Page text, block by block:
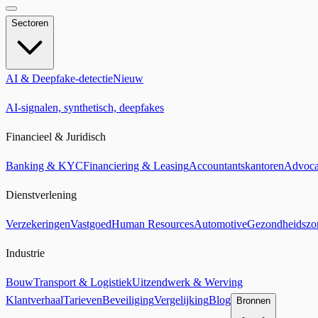
Sectoren
AI & Deepfake-detectieNieuw
AI-signalen, synthetisch, deepfakes
Financieel & Juridisch
Banking & KYCFinanciering & LeasingAccountantskantoren
Dienstverlening
VerzekeringenVastgoedHuman ResourcesAutomotive
Industrie
BouwTransport & LogistiekUitzendwerk & Werving
KlantverhaalTarievenBeveiligingVergelijkingBlog Bronnen